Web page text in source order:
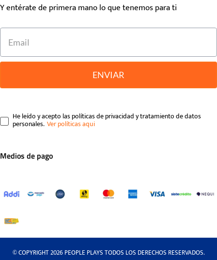
Y entérate de primera mano lo que tenemos para ti
ENVIAR
He leído y acepto las políticas de privacidad y tratamiento de datos
personales.
Medios de pago
© COPYRIGHT 2026 PEOPLE PLAYS TODOS LOS DERECHOS RESERVADOS.